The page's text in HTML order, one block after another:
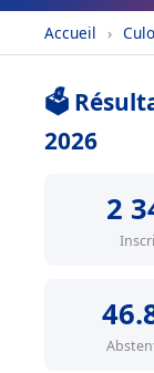
Accueil ›
🗳️
2026
2